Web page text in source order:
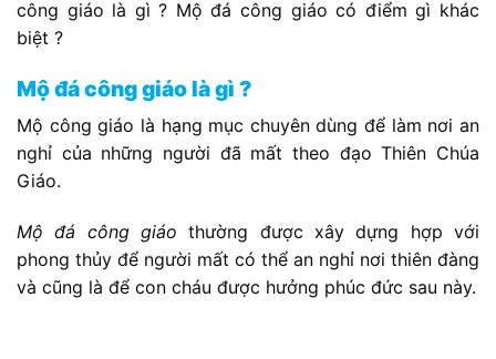
công giáo là gì ? Mộ đá công giáo có điểm gì khác
biệt ?
Mộ đá công giáo là gì ?
Mộ công giáo là hạng mục chuyên dùng để làm nơi an
nghỉ của những người đã mất theo đạo Thiên Chúa
Giáo.
Mộ đá công giáo thường được xây dựng hợp với
phong thủy để người mất có thể an nghỉ nơi thiên đàng
và cũng là để con cháu được hưởng phúc đức sau này.